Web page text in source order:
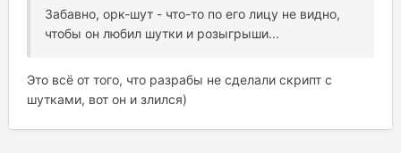
Забавно, орк-шут - что-то по его лицу не видно,
чтобы он любил шутки и розыгрыши...
Это всё от того, что разрабы не сделали скрипт с
шутками, вот он и злился)